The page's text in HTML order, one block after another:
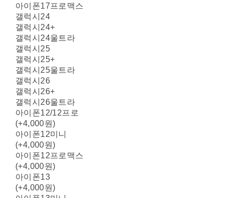
아이폰17프로맥스
갤럭시24
갤럭시24+
갤럭시24울트라
갤럭시25
갤럭시25+
갤럭시25울트라
갤럭시26
갤럭시26+
갤럭시26울트라
아이폰12/12프로
(+4,000원)
아이폰12미니
(+4,000원)
아이폰12프로맥스
(+4,000원)
아이폰13
(+4,000원)